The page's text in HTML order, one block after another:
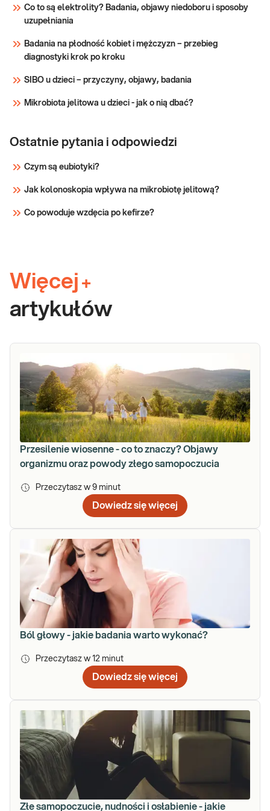
nadczynności kory nadnerczy.
Co to są elektrolity? Badania, objawy niedoboru i sposoby
uzupełniania
Badania na płodność kobiet i mężczyzn – przebieg
diagnostyki krok po kroku
SIBO u dzieci – przyczyny, objawy, badania
Mikrobiota jelitowa u dzieci - jak o nią dbać?
Ostatnie pytania i odpowiedzi
Czym są eubiotyki?
Jak kolonoskopia wpływa na mikrobiotę jelitową?
Co powoduje wzdęcia po kefirze?
Więcej +
artykułów
Przesilenie wiosenne - co to znaczy? Objawy
organizmu oraz powody złego samopoczucia
Przeczytasz w 9 minut
Dowiedz się więcej
Ból głowy - jakie badania warto wykonać?
Przeczytasz w 12 minut
Dowiedz się więcej
Złe samopoczucie, nudności i osłabienie - jakie